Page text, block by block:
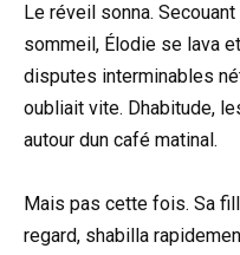
Le réveil sonna.
sommeil, Élodie se lava
disputes interminables
oubliait vite. Dhabitude,
autour dun café matinal.
Mais pas cette fois. Sa
regard, shabilla